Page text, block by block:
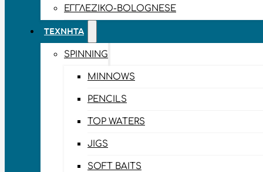
ΕΓΓΛΈΖΙΚΟ-BOLOGNESE
ΤΕΧΝΗΤΆ
SPINNING
MINNOWS
PENCILS
TOP WATERS
JIGS
SOFT BAITS